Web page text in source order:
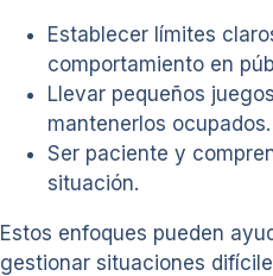
Establecer límites
comportamiento en
Llevar pequeños
mantenerlos ocupados.
Ser paciente y
situación.
Estos enfoques pueden
gestionar situaciones